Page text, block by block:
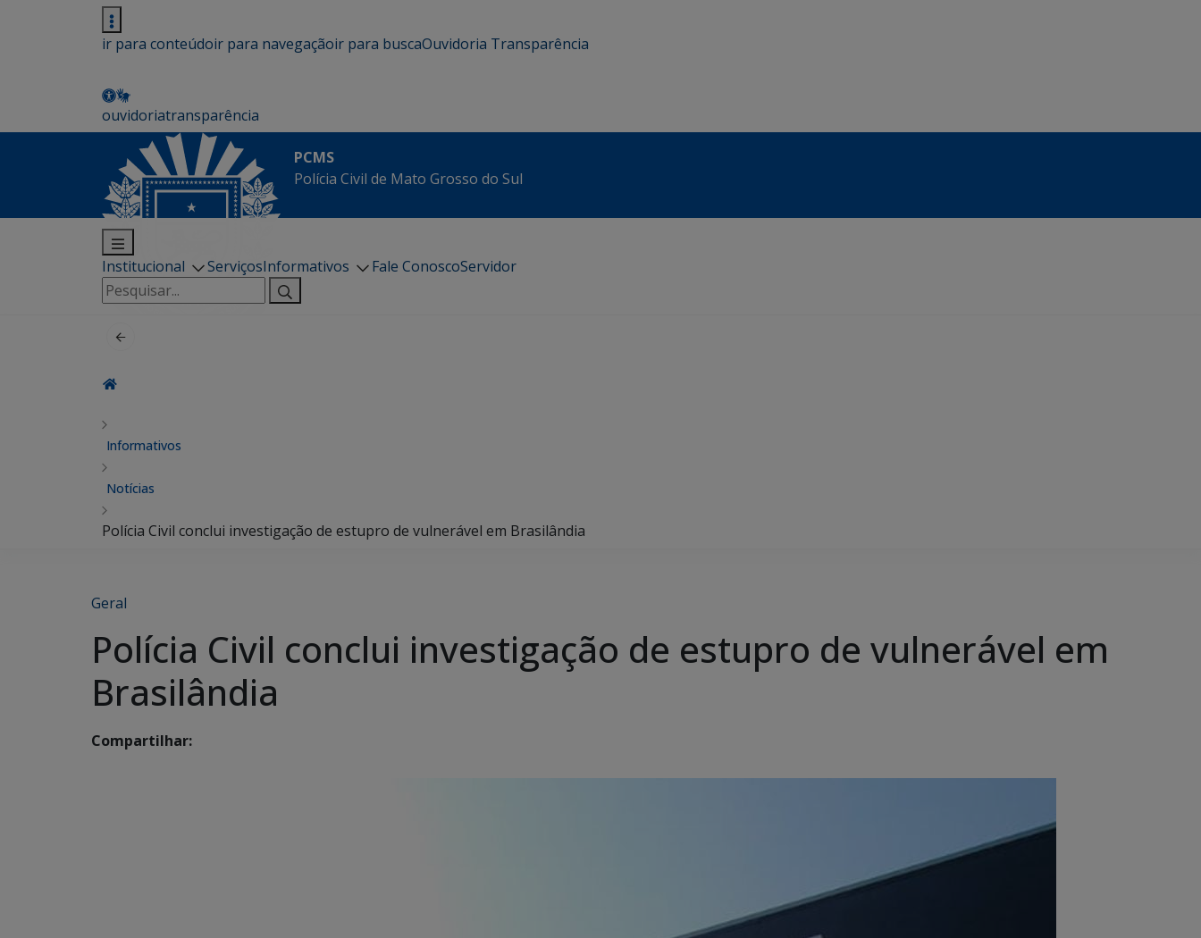
ir para conteúdoir para navegaçãoir para buscaOuvidoria Transparência
ouvidoriatransparência
PCMS
Polícia Civil de Mato Grosso do Sul
Institucional ServiçosInformativos Fale ConoscoServidor
Pesquisar
por:
Informativos
Notícias
Polícia Civil conclui investigação de estupro de vulnerável em Brasilândia
Geral
Polícia Civil conclui investigação de estupro de vulnerável em
Brasilândia
Compartilhar: